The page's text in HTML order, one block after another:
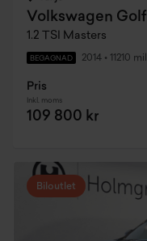
Volkswagen Golf
1.2 TSI Masters
BEGAGNAD 2014 • 11210 mil
Pris
Inkl. moms
109 800 kr
Biloutlet